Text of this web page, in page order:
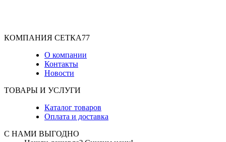
КОМПАНИЯ СЕТКА77
О компании
Контакты
Новости
ТОВАРЫ И УСЛУГИ
Каталог товаров
Оплата и доставка
С НАМИ ВЫГОДНО